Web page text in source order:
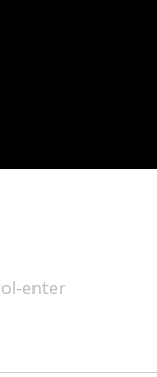
enter